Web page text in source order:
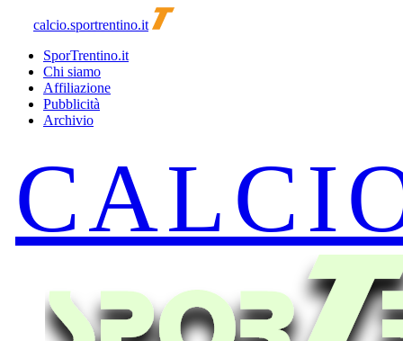
calcio.sportrentino.it
SporTrentino.it
Chi siamo
Affiliazione
Pubblicità
Archivio